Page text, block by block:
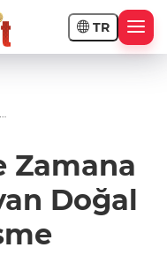
TR
Zamana
Doğal